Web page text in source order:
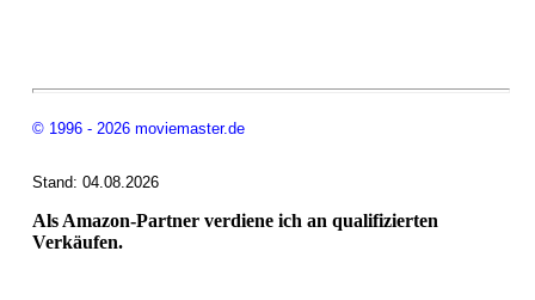
© 1996 - 2026 moviemaster.de
Stand: 04.08.2026
Als Amazon-Partner verdiene ich an qualifizierten
Verkäufen.